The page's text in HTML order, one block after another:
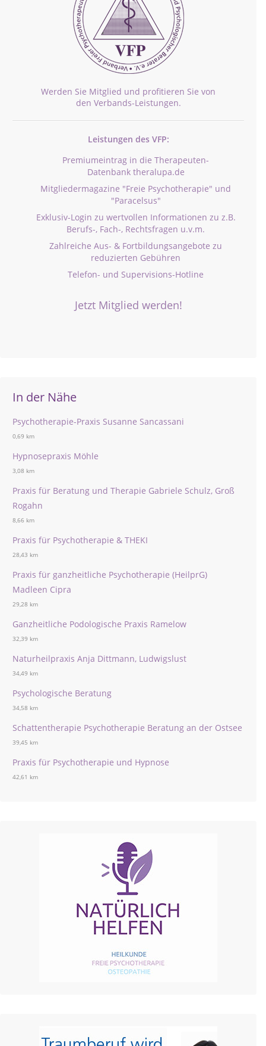
Werden Sie Mitglied und profitieren Sie von
den Verbands-Leistungen.
Leistungen des VFP:
Premiumeintrag in die Therapeuten-
Datenbank theralupa.de
Mitgliedermagazine "Freie Psychotherapie" und
"Paracelsus"
Exklusiv-Login zu wertvollen Informationen zu z.B.
Berufs-, Fach-, Rechtsfragen u.v.m.
Zahlreiche Aus- & Fortbildungsangebote zu
reduzierten Gebühren
Telefon- und Supervisions-Hotline
Jetzt Mitglied werden!
In der Nähe
Psychotherapie-Praxis Susanne Sancassani
0,69 km
Hypnosepraxis Möhle
3,08 km
Praxis für Beratung und Therapie Gabriele Schulz, Groß
Rogahn
8,66 km
Praxis für Psychotherapie & THEKI
28,43 km
Praxis für ganzheitliche Psychotherapie (HeilprG)
Madleen Cipra
29,28 km
Ganzheitliche Podologische Praxis Ramelow
32,39 km
Naturheilpraxis Anja Dittmann, Ludwigslust
34,49 km
Psychologische Beratung
34,58 km
Schattentherapie Psychotherapie Beratung an der Ostsee
39,45 km
Praxis für Psychotherapie und Hypnose
42,61 km